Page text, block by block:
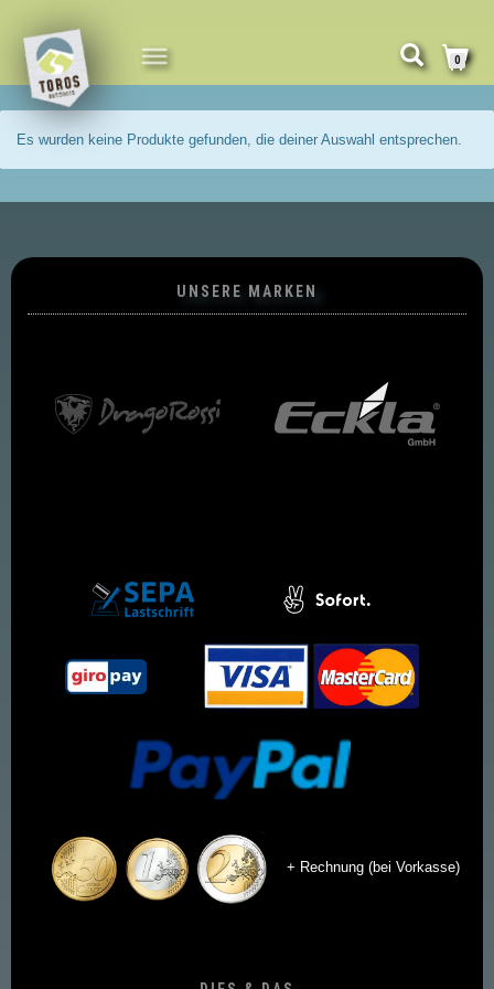
NAVIGATION
UMSCHALTEN
0
Es wurden keine Produkte gefunden, die deiner Auswahl entsprechen.
UNSERE MARKEN
+ Rechnung (bei Vorkasse)